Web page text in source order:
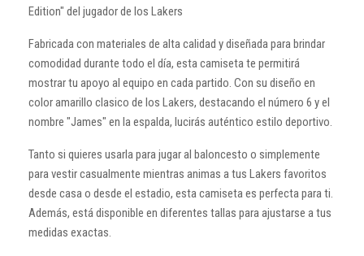
Edition" del jugador de los Lakers
Fabricada con materiales de alta calidad y diseñada para brindar
comodidad durante todo el día, esta camiseta te permitirá
mostrar tu apoyo al equipo en cada partido. Con su diseño en
color amarillo clasico de los Lakers, destacando el número 6 y el
nombre "James" en la espalda, lucirás auténtico estilo deportivo.
Tanto si quieres usarla para jugar al baloncesto o simplemente
para vestir casualmente mientras animas a tus Lakers favoritos
desde casa o desde el estadio, esta camiseta es perfecta para ti.
Además, está disponible en diferentes tallas para ajustarse a tus
medidas exactas.